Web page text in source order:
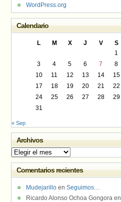
WordPress.org
Calendario
L M X J V S
1
3
4 5 6 7 8
10
11 12 13 14 15
17
18 19 20 21 22
24
25 26 27 28 29
31
« Sep
Archivos
Archivos
Comentarios recientes
Mudejarillo en Seguimos…
Ricardo Alonso Ochoa Gongora en